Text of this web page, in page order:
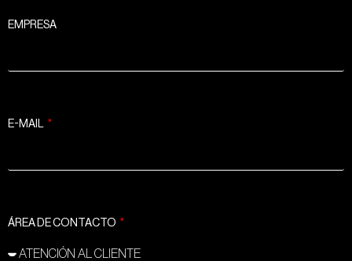
EMPRESA
E-MAIL
ÁREA DE CONTACTO